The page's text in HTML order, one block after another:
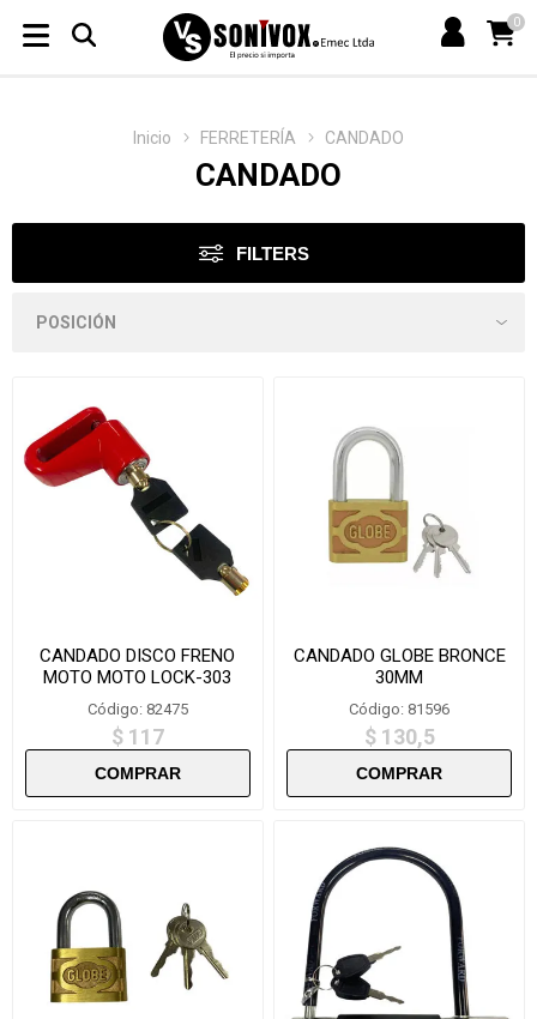
0
Inicio FERRETERÍA CANDADO
CANDADO
FILTERS
CANDADO DISCO FRENO
MOTO MOTO LOCK-303
Código: 82475
$ 117
CANDADO GLOBE BRONCE
30MM
Código: 81596
$ 130,5